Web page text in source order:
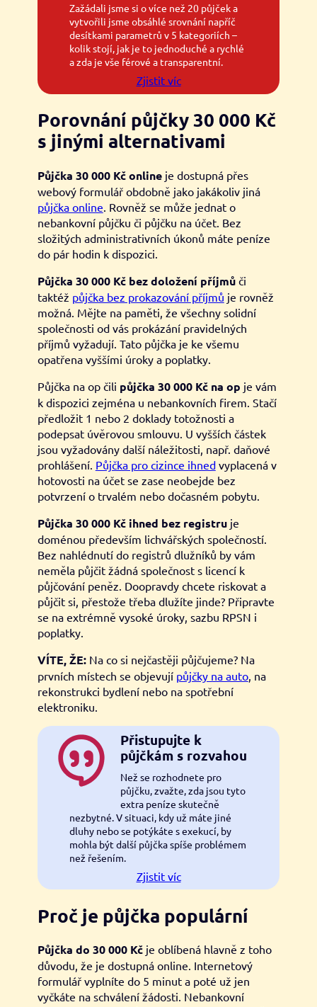
Zažádali jsme si o více než 20 půjček a
vytvořili jsme obsáhlé srovnání napříč
desítkami parametrů v 5 kategoriích –
kolik stojí, jak je to jednoduché a rychlé
a zda je vše férové a transparentní.
Zjistit víc
Porovnání půjčky 30 000 Kč
s jinými alternativami
Půjčka 30 000 Kč onlineje dostupná přes
webový formulář obdobně jako jakákoliv jiná
půjčka online . Rovněž se může jednat o
nebankovní půjčku či půjčku na účet. Bez
složitých administrativních úkonů máte peníze
do pár hodin k dispozici.
Půjčka 30 000 Kč bez doložení příjmů či
taktéž půjčka bez prokazování příjmů je rovněž
možná. Mějte na paměti, že všechny solidní
společnosti od vás prokázání pravidelných
příjmů vyžadují. Tato půjčka je ke všemu
opatřena vyššími úroky a poplatky.
Půjčka na op čili půjčka 30 000 Kč na op je vám
k dispozici zejména u nebankovních firem. Stačí
předložit 1 nebo 2 doklady totožnosti a
podepsat úvěrovou smlouvu. U vyšších částek
jsou vyžadovány další náležitosti, např. daňové
prohlášení. Půjčka pro cizince ihnedvyplacená v
hotovosti na účet se zase neobejde bez
potvrzení o trvalém nebo dočasném pobytu.
Půjčka 30 000 Kč ihned bez registru je
doménou především lichvářských společností.
Bez nahlédnutí do registrů dlužníků by vám
neměla půjčit žádná společnost s licencí k
půjčování peněz. Doopravdy chcete riskovat a
půjčit si, přestože třeba dlužíte jinde? Připravte
se na extrémně vysoké úroky, sazbu RPSN i
poplatky.
VÍTE, ŽE: Na co si nejčastěji půjčujeme? Na
prvních místech se objevují půjčky na auto, na
rekonstrukci bydlení nebo na spotřební
elektroniku.
Přistupujte k
půjčkám s rozvahou
Než se rozhodnete pro
půjčku, zvažte, zda jsou tyto
extra peníze skutečně
nezbytné. V situaci, kdy už máte jiné
dluhy nebo se potýkáte s exekucí, by
mohla být další půjčka spíše problémem
než řešením.
Zjistit víc
Proč je půjčka populární
Půjčka do 30 000 Kčje oblíbená hlavně z toho
důvodu, že je dostupná online. Internetový
formulář vyplníte do 5 minut a poté už jen
vyčkáte na schválení žádosti. Nebankovní